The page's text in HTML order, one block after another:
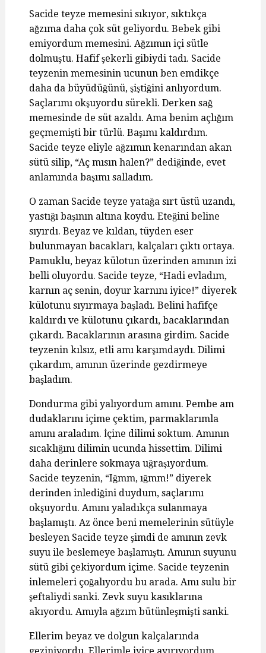
Sacide teyze memesini sıkıyor, sıktıkça
ağzıma daha çok süt geliyordu. Bebek gibi
emiyordum memesini. Ağzımın içi sütle
dolmuştu. Hafif şekerli gibiydi tadı. Sacide
teyzenin memesinin ucunun ben emdikçe
daha da büyüdüğünü, şiştiğini anlıyordum.
Saçlarımı okşuyordu sürekli. Derken sağ
memesinde de süt azaldı. Ama benim açlığım
geçmemişti bir türlü. Başımı kaldırdım.
Sacide teyze eliyle ağzımın kenarından akan
sütü silip, “Aç mısın halen?” dediğinde, evet
anlamında başımı salladım.
O zaman Sacide teyze yatağa sırt üstü uzandı,
yastığı başının altına koydu. Eteğini beline
sıyırdı. Beyaz ve kıldan, tüyden eser
bulunmayan bacakları, kalçaları çıktı ortaya.
Pamuklu, beyaz külotun üzerinden amının izi
belli oluyordu. Sacide teyze, “Hadi evladım,
karnın aç senin, doyur karnını iyice!” diyerek
külotunu sıyırmaya başladı. Belini hafifçe
kaldırdı ve külotunu çıkardı, bacaklarından
çıkardı. Bacaklarının arasına girdim. Sacide
teyzenin kılsız, etli amı karşımdaydı. Dilimi
çıkardım, amının üzerinde gezdirmeye
başladım.
Dondurma gibi yalıyordum amını. Pembe am
dudaklarını içime çektim, parmaklarımla
amını araladım. İçine dilimi soktum. Amının
sıcaklığını dilimin ucunda hissettim. Dilimi
daha derinlere sokmaya uğraşıyordum.
Sacide teyzenin, “Iğmm, ığmm!” diyerek
derinden inlediğini duydum, saçlarımı
okşuyordu. Amını yaladıkça sulanmaya
başlamıştı. Az önce beni memelerinin sütüyle
besleyen Sacide teyze şimdi de amının zevk
suyu ile beslemeye başlamıştı. Amının suyunu
sütü gibi çekiyordum içime. Sacide teyzenin
inlemeleri çoğalıyordu bu arada. Amı sulu bir
şeftaliydi sanki. Zevk suyu kasıklarına
akıyordu. Amıyla ağzım bütünleşmişti sanki.
Ellerim beyaz ve dolgun kalçalarında